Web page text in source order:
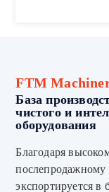
FTM
База
чистого и
оборудования
Благодаря
экспортируется